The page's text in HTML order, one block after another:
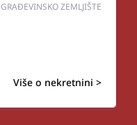
GRAĐEVINSKO ZEMLJIŠTE
Više o nekretnini >